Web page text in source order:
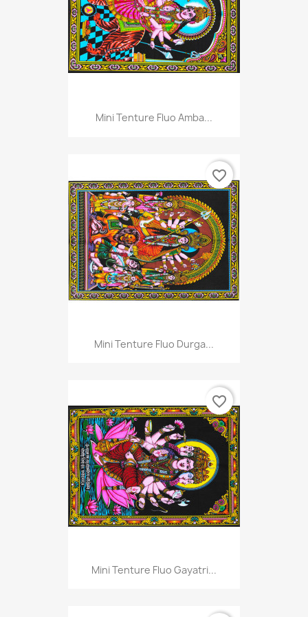
Mini Tenture Fluo Amba...
Mini Tenture Fluo Durga...
favorite_border
Mini Tenture Fluo Gayatri...
favorite_border